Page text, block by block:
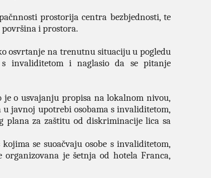
prostorija centra bezbjednosti, te
i prostora.
osvrtanje na trenutnu situaciju u pogledu
invaliditetom i naglasio da se pitanje
o usvajanju propisa na lokalnom nivou,
javnoj upotrebi osobama s invaliditetom,
plana za zaštitu od diskriminacije lica sa
se suoačvaju osobe s invaliditetom,
je šetnja od hotela Franca,